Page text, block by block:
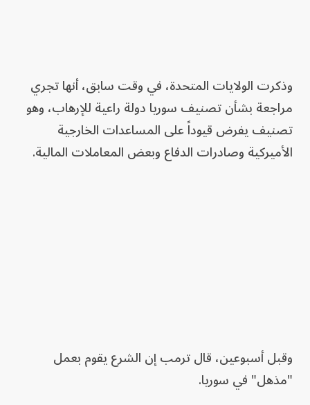
وذكرت الولايات المتحدة، في وقت سابق، أنها تجري
مراجعة بشأن تصنيف سوريا دولة ⁠راعية للإرهاب، وهو
تصنيف يفرض قيوداً على المساعدات الخارجية
الأميركية وصادرات الدفاع وبعض المعاملات المالية.
وقبل أسبوعين، قال ترمب إن الشرع يقوم بعمل
"مذهل" في سوريا.